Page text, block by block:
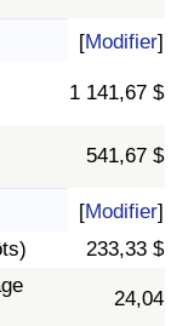
[Modifier]
1 141,67 $
541,67 $
[Modifier]
233,33 $
24,04